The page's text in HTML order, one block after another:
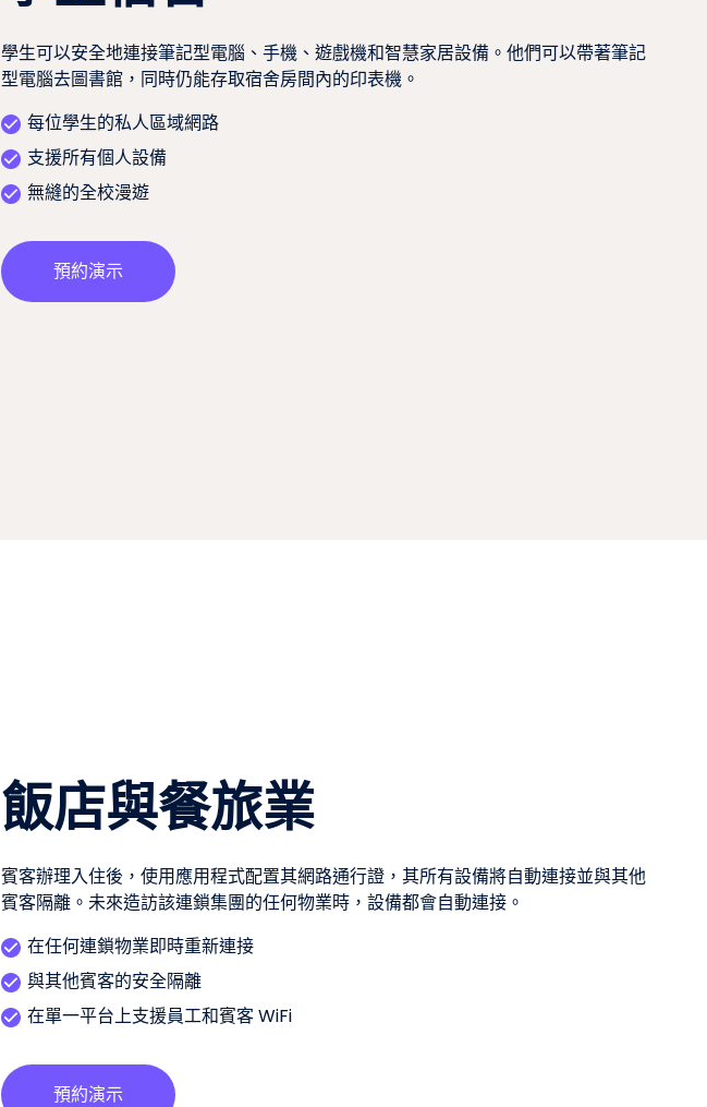
學生可以安全地連接筆記型電腦、手機、遊戲機和智慧家居設備。他們可以帶著筆記
型電腦去圖書館，同時仍能存取宿舍房間內的印表機。
每位學生的私人區域網路
支援所有個人設備
無縫的全校漫遊
預約演示
飯店與餐旅業
賓客辦理入住後，使用應用程式配置其網路通行證，其所有設備將自動連接並與其他
賓客隔離。未來造訪該連鎖集團的任何物業時，設備都會自動連接。
在任何連鎖物業即時重新連接
與其他賓客的安全隔離
在單一平台上支援員工和賓客 WiFi
預約演示